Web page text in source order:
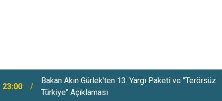
Türkiye" Açıklaması
22:36
YENİ Parti, Dayanışma Kampanyasında 9 Günlük
Bağış Tutarını Açıkladı